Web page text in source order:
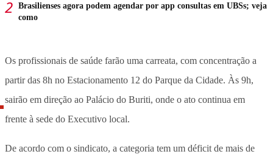
Brasilienses agora podem agendar por app consultas em UBSs; veja
como
Os profissionais de saúde farão uma carreata, com concentração a
partir das 8h no Estacionamento 12 do Parque da Cidade. Às 9h,
sairão em direção ao Palácio do Buriti, onde o ato continua em
frente à sede do Executivo local.
De acordo com o sindicato, a categoria tem um déficit de mais de